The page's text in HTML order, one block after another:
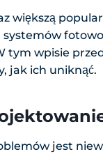
większą
tym wpisie
jak ich uniknąć.
jest